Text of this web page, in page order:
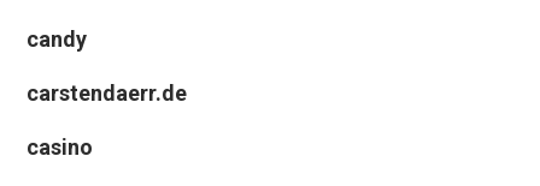
candy
carstendaerr.de
casino